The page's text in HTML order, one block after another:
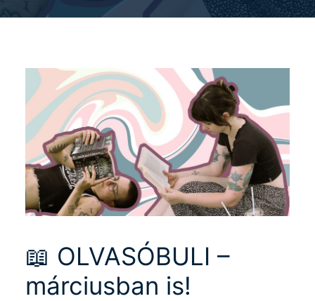
📖 OLVASÓBULI –
márciusban is!